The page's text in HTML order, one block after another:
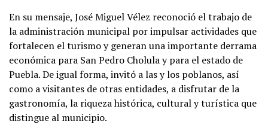
En su mensaje, José Miguel Vélez reconoció el trabajo de
la administración municipal por impulsar actividades que
fortalecen el turismo y generan una importante derrama
económica para San Pedro Cholula y para el estado de
Puebla. De igual forma, invitó a las y los poblanos, así
como a visitantes de otras entidades, a disfrutar de la
gastronomía, la riqueza histórica, cultural y turística que
distingue al municipio.